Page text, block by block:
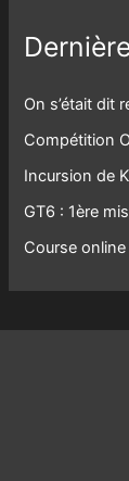
On s’était dit
Compétition
Incursion de
GT6 : 1ère
Course